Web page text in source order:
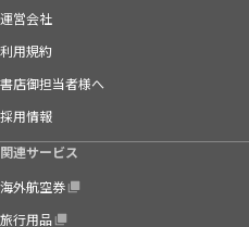
運営会社
利用規約
書店御担当者様へ
採用情報
関連サービス
海外航空券
旅行用品